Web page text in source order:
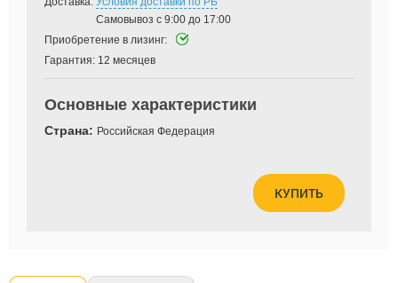
Самовывоз с 9:00 до 17:00
Приобретение в лизинг:
Гарантия: 12 месяцев
Основные характеристики
Страна: Российская Федерация
КУПИТЬ